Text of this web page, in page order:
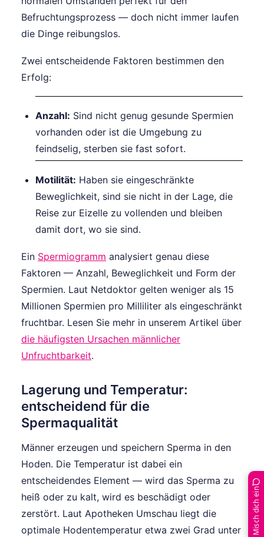
Befruchtungsprozess — doch nicht immer laufen
die Dinge reibungslos.
Zwei entscheidende Faktoren bestimmen den
Erfolg:
Anzahl: Sind nicht genug gesunde Spermien
vorhanden oder ist die Umgebung zu
feindselig, sterben sie fast sofort.
Motilität: Haben sie eingeschränkte
Beweglichkeit, sind sie nicht in der Lage, die
Reise zur Eizelle zu vollenden und bleiben
damit dort, wo sie sind.
Ein Spermiogramm analysiert genau diese
Faktoren — Anzahl, Beweglichkeit und Form der
Spermien. Laut Netdoktor gelten weniger als 15
Millionen Spermien pro Milliliter als eingeschränkt
fruchtbar. Lesen Sie mehr in unserem Artikel über
die häufigsten Ursachen männlicher
Unfruchtbarkeit.
Lagerung und Temperatur:
entscheidend für die
Spermaqualität
Männer erzeugen und speichern Sperma in den
Hoden. Die Temperatur ist dabei ein
entscheidendes Element — wird das Sperma zu
heiß oder zu kalt, wird es beschädigt oder
zerstört. Laut Apotheken Umschau liegt die
optimale Hodentemperatur etwa zwei Grad unter
Misch dich ein